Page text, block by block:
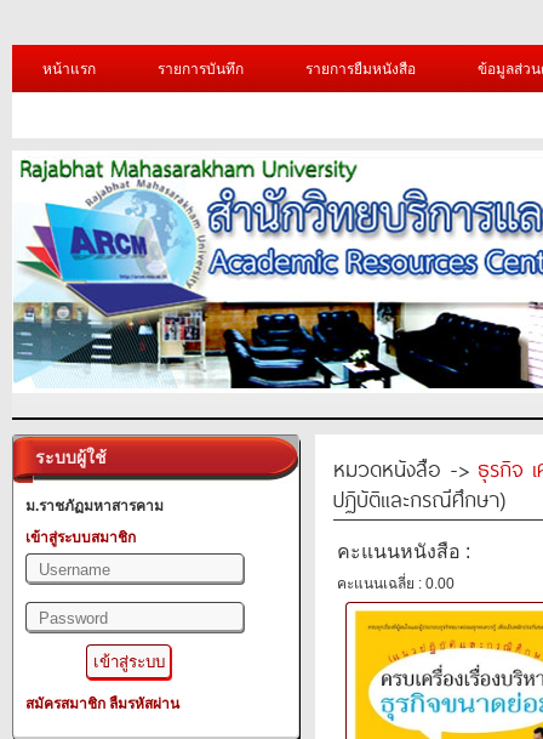
หน้าแรก รายการบันทึก รายการยืมหนังสือ ข้อมูลส่ว
ระบบผู้ใช้
ม.ราชภัฏมหาสารคาม
เข้าสู่ระบบสมาชิก
สมัครสมาชิก ลืมรหัสผ่าน
หมวดหนังสือ -> ธุรกิจ
ปฏิบัติและกรณีศึกษา)
คะแนนหนังสือ :
คะแนนเฉลี่ย : 0.00